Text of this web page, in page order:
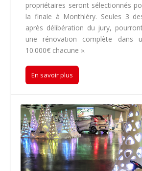
propriétaires seront sélectionnés
la finale à Monthléry. Seules 3
après délibération du jury,
une rénovation complète dans
10.000€ chacune ».
En savoir plus